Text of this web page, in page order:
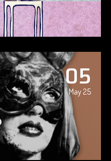
05
May 25